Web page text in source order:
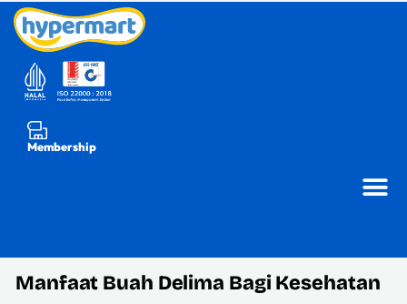
Membership
Manfaat Buah Delima Bagi Kesehatan